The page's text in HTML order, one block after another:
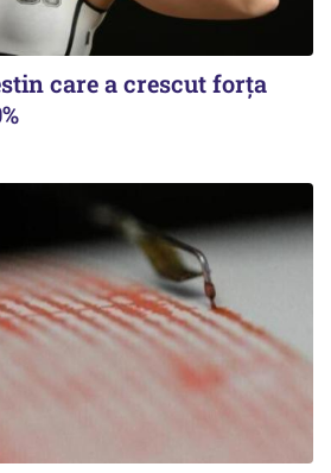
care a crescut forța